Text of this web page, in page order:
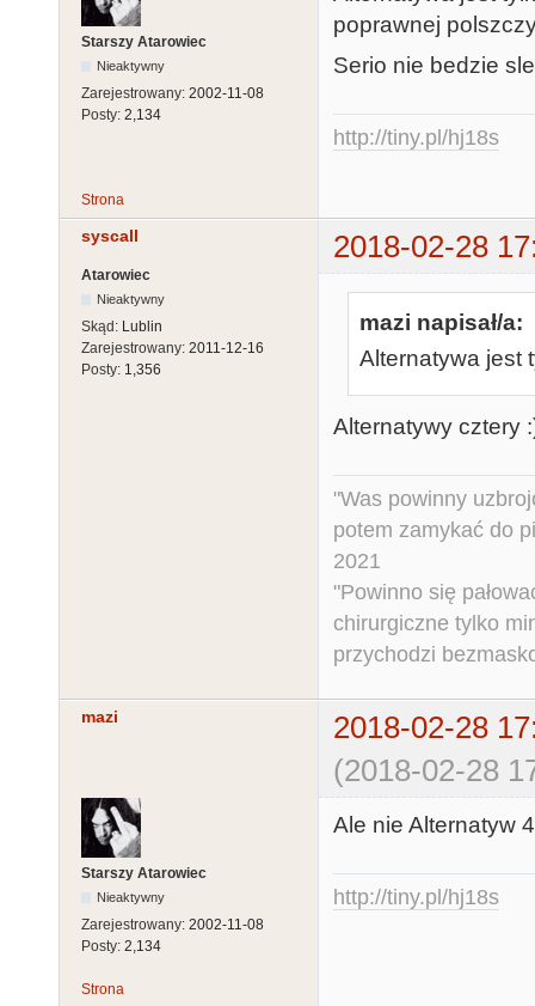
Starszy Atarowiec
Nieaktywny
Zarejestrowany: 2002-11-08
Posty: 2,134
poprawnej
Serio nie bedzie
http://tiny.pl/hj18s
Strona
syscall 2018-02-28
Atarowiec
Nieaktywny
Skąd: Lublin
Zarejestrowany: 2011-12-16
Posty: 1,356
mazi napisał/a:
Alternatywa jest
Alternatywy cztery
"Was powinny
potem zamykać do
2021
"Powinno się
chirurgiczne tylko
przychodzi
mazi
2018-02-28
(2018-02-28
Starszy Atarowiec
Nieaktywny
Zarejestrowany: 2002-11-08
Posty: 2,134
Ale nie Alternatyw
http://tiny.pl/hj18s
Strona